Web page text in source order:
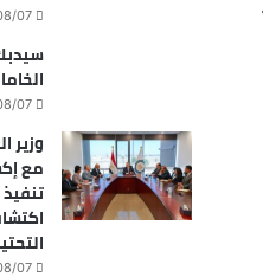
2026/08/
2026/08/
وزير
مع
2026/08/